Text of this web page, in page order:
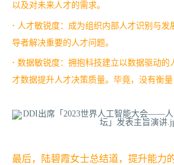
以及对未来人才的需求。
· 人才敏锐度：成为组织内部人才识别与发
导者解决重要的人才问题。
· 数据敏锐度：拥抱科技建立以数据驱动的
才数据提升人才决策质量。毕竟，没有衡量
最后，陆碧霞女士总结道，提升能力